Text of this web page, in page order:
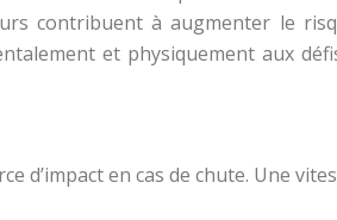
contribuent à augmenter le
et physiquement aux
en cas de chute. Une